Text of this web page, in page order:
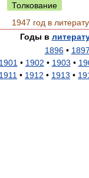
Толкование
1947 год в
Годы в
1896• 1897
• 1902 • 1903 •
• 1912 • 1913 •